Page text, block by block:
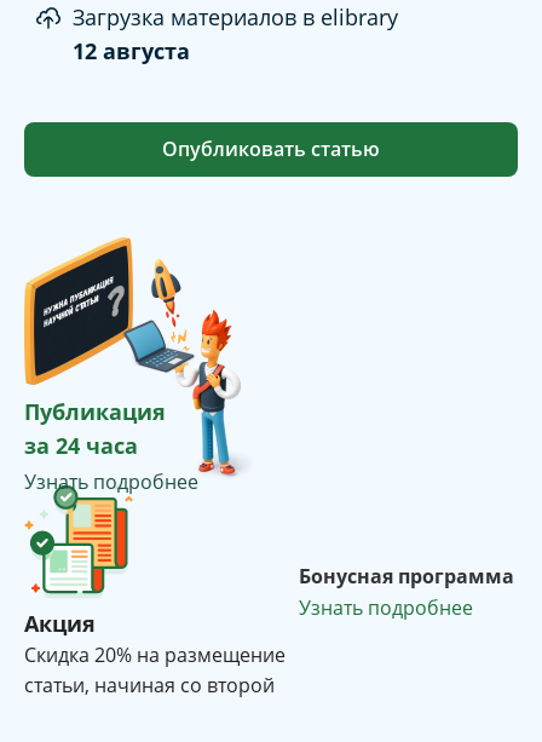
Загрузка материалов в elibrary
12 августа
Опубликовать статью
Публикация
за 24 часа
Узнать подробнее
Акция
Cкидка 20% на размещение
статьи, начиная со второй
Бонусная программа
Узнать подробнее